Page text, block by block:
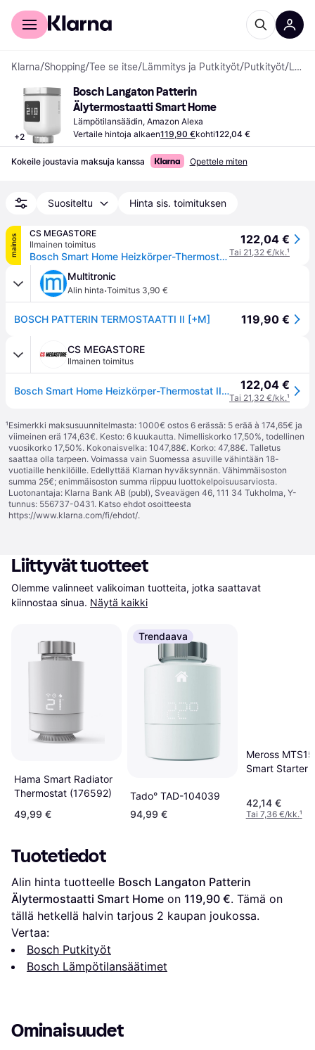
Kuluttajille
Klarna/Shopping/Tee se itse/Lämmitys ja Putkityöt/Putkityöt/ Lämpötilansäätimet
+2
Bosch Langaton Patterin
Älytermostaatti Smart Home
Lämpötilansäädin, Amazon Alexa
Vertaile hintoja alkaen119,90 €kohti122,04 €
Kokeile joustavia maksuja kanssa Opettele miten
Suositeltu Hinta sis. toimituksen
mainos
CS MEGASTORE
Ilmainen toimitus
Bosch Smart Home Heizkörper-Thermostat II [+M]
122,04 €
Tai 21,32 €/kk.¹
Multitronic
Alin hinta·Toimitus 3,90 €
BOSCH PATTERIN TERMOSTAATTI II [+M] 119,90 €
CS MEGASTORE
Ilmainen toimitus
Bosch Smart Home Heizkörper-Thermostat II [+M] 122,04 €
Tai 21,32 €/kk.¹
¹Esimerkki maksusuunnitelmasta: 1000€ ostos 6 erässä: 5 erää à 174,65€ ja
viimeinen erä 174,63€. Kesto: 6 kuukautta. Nimelliskorko 17,50%, todellinen
vuosikorko 17,50%. Kokonaisvelka: 1047,88€. Korko: 47,88€. Talletus
saattaa olla tarpeen. Voimassa vain Suomessa asuville vähintään 18-
vuotiaille henkilöille. Edellyttää Klarnan hyväksynnän. Vähimmäisoston
summa 25€; enimmäisoston summa riippuu luottokelpoisuusarviosta.
Luotonantaja: Klarna Bank AB (publ), Sveavägen 46, 111 34 Tukholma, Y-
tunnus: 556737-0431. Katso ehdot osoitteesta
https://www.klarna.com/fi/ehdot/.
Liittyvät tuotteet
Olemme valinneet valikoiman tuotteita, jotka saattavat
kiinnostaa sinua. Näytä kaikki
Hama Smart Radiator
Thermostat (176592)
49,99 €
Trendaava
Tado° TAD-104039
94,99 €
Meross
Smart Starter
42,14 €
Tai 7,36 €/kk.¹
Tuotetiedot
Alin hinta tuotteelle Bosch Langaton Patterin
Älytermostaatti Smart Home on 119,90 €. Tämä on
tällä hetkellä halvin tarjous 2 kaupan joukossa.
Vertaa:
Bosch Putkityöt
Bosch Lämpötilansäätimet
Ominaisuudet